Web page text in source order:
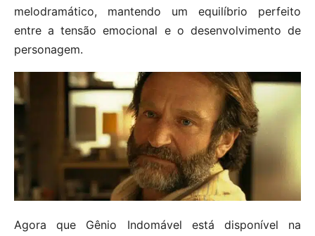
melodramático, mantendo um equilíbrio perfeito
entre a tensão emocional e o desenvolvimento de
personagem.
Agora que Gênio Indomável está disponível na